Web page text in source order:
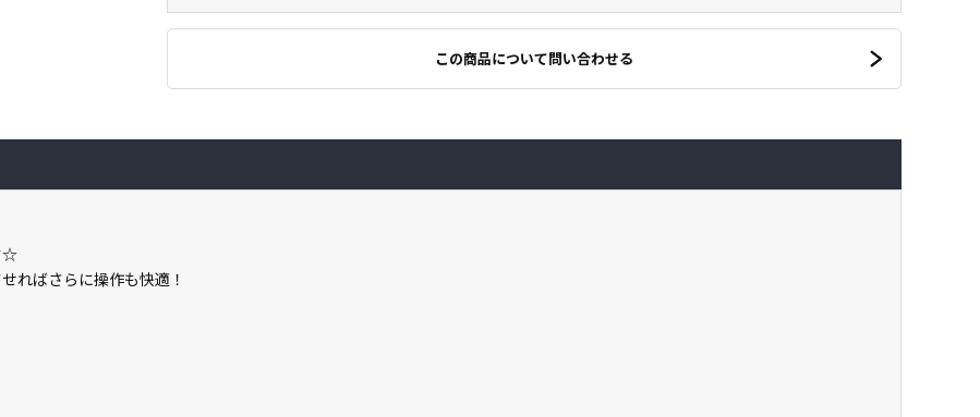
この商品について問い合わせる
☆
ればさらに操作も快適！